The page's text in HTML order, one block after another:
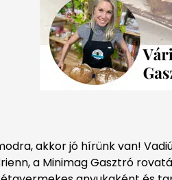
akkor jó hírünk van!
a Minimag Gasztró